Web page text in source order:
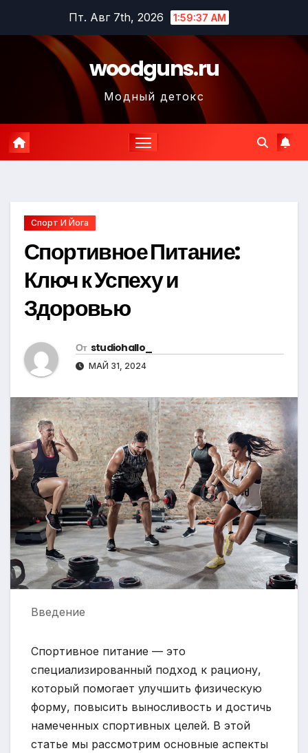
содержимому
Пт. Авг 7th, 2026 1:59:39 AM
woodguns.ru
Модный детокс
Спорт И Йога
Спортивное Питание:
Ключ к Успеху и
Здоровью
От studiohallo_
МАЙ 31, 2024
Введение
Спортивное питание — это
специализированный подход к рациону,
который помогает улучшить физическую
форму, повысить выносливость и достичь
намеченных спортивных целей. В этой
статье мы рассмотрим основные аспекты